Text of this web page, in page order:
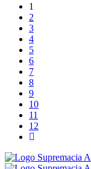
1
2
3
4
5
6
7
8
9
10
11
12